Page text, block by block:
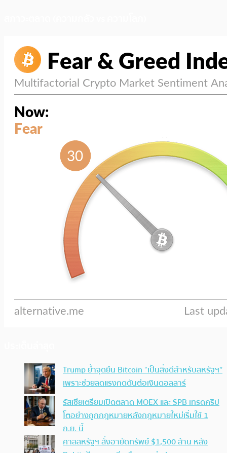
Trump ย้ำจุดยืน Bitcoin “เป็นสิ่งดีสำหรับสหรัฐฯ”
เพราะช่วยลดแรงกดดันต่อเงินดอลลาร์
รัสเซียเตรียมเปิดตลาด MOEX และ SPB เทรดคริป
โตอย่างถูกกฎหมายหลังกฎหมายใหม่เริ่มใช้ 1
ก.ย. นี้
ศาลสหรัฐฯ สั่งอายัดทรัพย์ $1,500 ล้าน หลัง